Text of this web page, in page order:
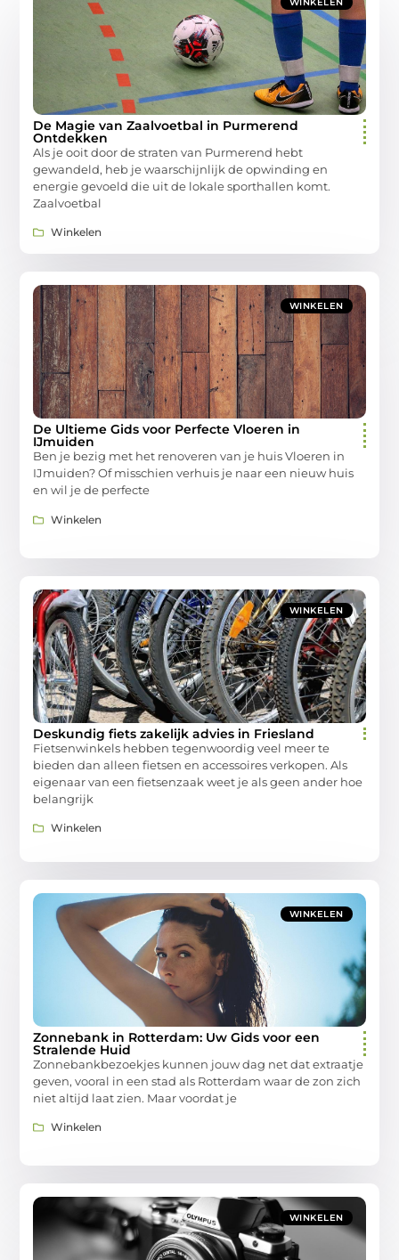
De Magie van Zaalvoetbal in Purmerend
Ontdekken
Als je ooit door de straten van Purmerend hebt
gewandeld, heb je waarschijnlijk de opwinding en
energie gevoeld die uit de lokale sporthallen komt.
Zaalvoetbal
Winkelen
WINKELEN
De Ultieme Gids voor Perfecte Vloeren in
IJmuiden
Ben je bezig met het renoveren van je huis Vloeren in
IJmuiden? Of misschien verhuis je naar een nieuw huis
en wil je de perfecte
Winkelen
WINKELEN
Deskundig fiets zakelijk advies in Friesland
Fietsenwinkels hebben tegenwoordig veel meer te
bieden dan alleen fietsen en accessoires verkopen. Als
eigenaar van een fietsenzaak weet je als geen ander hoe
belangrijk
Winkelen
WINKELEN
Zonnebank in Rotterdam: Uw Gids voor een
Stralende Huid
Zonnebankbezoekjes kunnen jouw dag net dat extraatje
geven, vooral in een stad als Rotterdam waar de zon zich
niet altijd laat zien. Maar voordat je
Winkelen
WINKELEN